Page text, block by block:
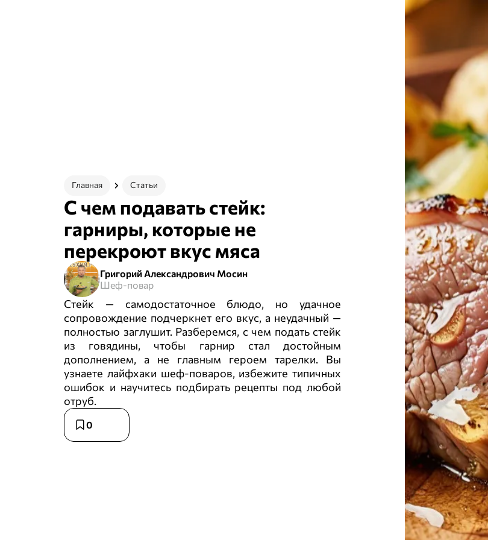
Главная Статьи
С чем подавать стейк:
гарниры, которые не
перекроют вкус мяса
Григорий Александрович Мосин
Шеф-повар
Стейк — самодостаточное блюдо, но удачное
сопровождение подчеркнет его вкус, а неудачный —
полностью заглушит. Разберемся, с чем подать стейк
из говядины, чтобы гарнир стал достойным
дополнением, а не главным героем тарелки. Вы
узнаете лайфхаки шеф‑поваров, избежите типичных
ошибок и научитесь подбирать рецепты под любой
отруб.
0